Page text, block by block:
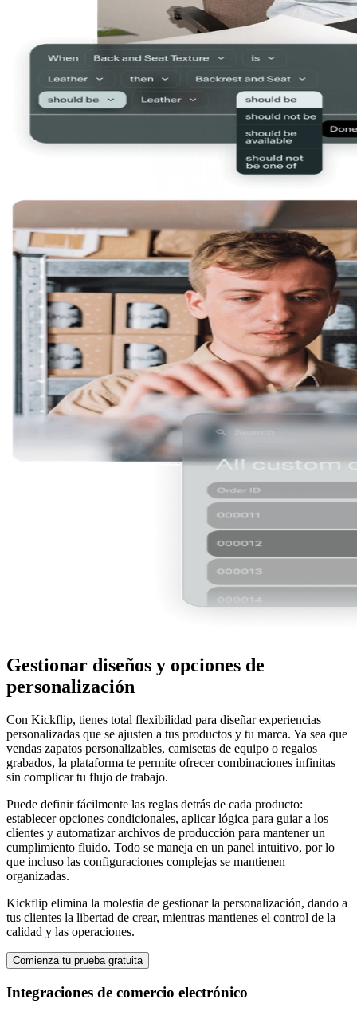
Gestionar diseños y opciones de
personalización
Con Kickflip, tienes total flexibilidad para diseñar experiencias
personalizadas que se ajusten a tus productos y tu marca. Ya sea que
vendas zapatos personalizables, camisetas de equipo o regalos
grabados, la plataforma te permite ofrecer combinaciones infinitas
sin complicar tu flujo de trabajo.
Puede definir fácilmente las reglas detrás de cada producto:
establecer opciones condicionales, aplicar lógica para guiar a los
clientes y automatizar archivos de producción para mantener un
cumplimiento fluido. Todo se maneja en un panel intuitivo, por lo
que incluso las configuraciones complejas se mantienen
organizadas.
Kickflip elimina la molestia de gestionar la personalización, dando a
tus clientes la libertad de crear, mientras mantienes el control de la
calidad y las operaciones.
Comienza tu prueba gratuita
Integraciones de comercio electrónico